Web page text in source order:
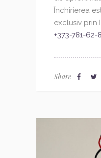
Închirierea
exclusiv prin
+373-781-62-
Share